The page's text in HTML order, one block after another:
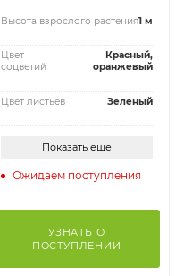
Высота взрослого растения1 м
Цвет
соцветий
Красный,
оранжевый
Цвет листьев Зеленый
Показать еще
Ожидаем поступления
УЗНАТЬ О
ПОСТУПЛЕНИИ